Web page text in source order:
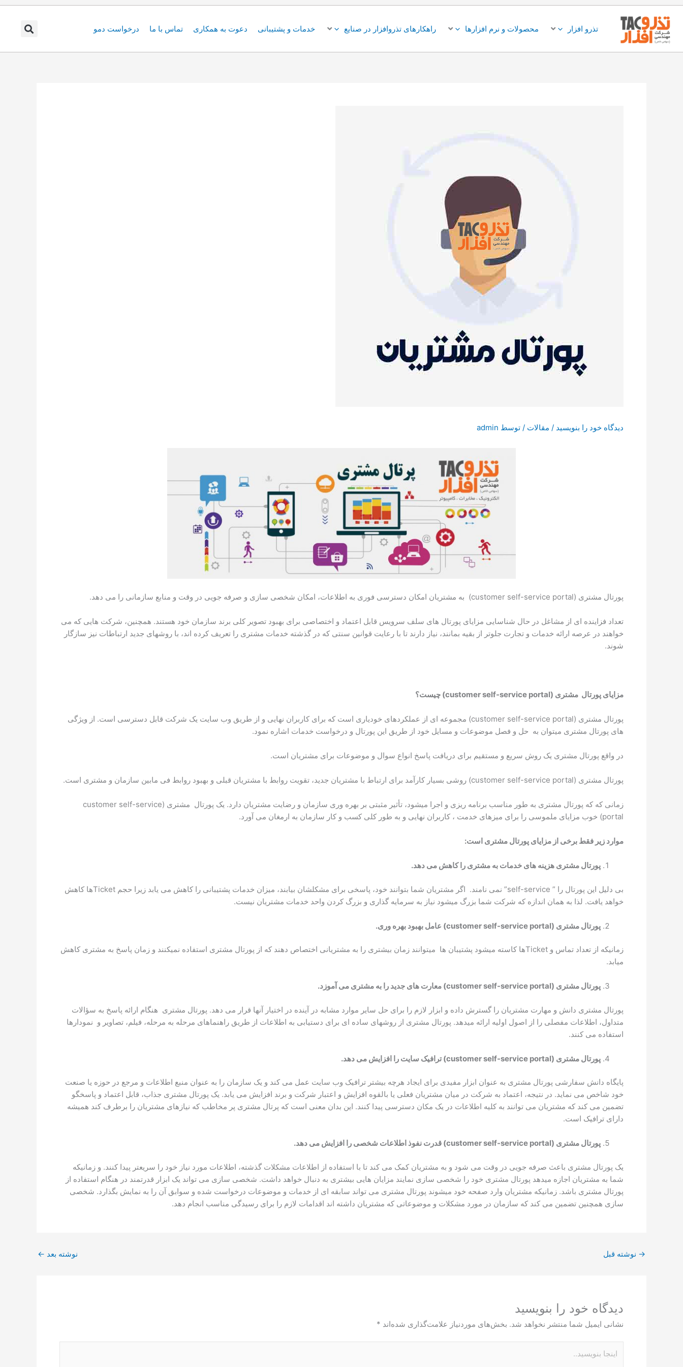
رفتن
محتوا
تذرو افزار محصولات و نرم افزارها راهکارهای تذروافزار در صنایع خدمات و پشتیبانی دعوت به همکاری تماس با ما درخواست دمو
دیدگاه‌ خود را بنویسید / مقالات / توسط admin
پورتال مشتری (customer self-service portal) به مشتریان امکان دسترسی فوری به اطلاعات، امکان شخصی سازی و صرفه جویی در وقت و منابع سازمانی را می دهد.
تعداد فزاینده ای از مشاغل در حال شناسایی مزایای پورتال های سلف سرویس قابل اعتماد و اختصاصی برای بهبود تصویر کلی برند سازمان خود هستند. همچنین، شرکت هایی که می
خواهند در عرصه ارائه خدمات و تجارت جلوتر از بقیه بمانند، نیاز دارند تا با رعایت قوانین سنتی که در گذشته خدمات مشتری را تعریف کرده اند، با روشهای جدید ارتباطات نیز سازگار
شوند.
مزایای پورتال مشتری (customer self-service portal) چیست؟
پورتال مشتری (customer self-service portal) مجموعه ای از عملکردهای خودیاری است که برای کاربران نهایی و از طریق وب سایت یک شرکت قابل دسترسی است. از ویژگی
های پورتال مشتری میتوان به حل و فصل موضوعات و مسایل خود از طریق این پورتال و درخواست خدمات اشاره نمود.
در واقع پورتال مشتری یک روش سریع و مستقیم برای دریافت پاسخ انواع سوال و موضوعات برای مشتریان است.
پورتال مشتری (customer self-service portal) روشی بسیار کارآمد برای ارتباط با مشتریان جدید، تقویت روابط با مشتریان قبلی و بهبود روابط فی مابین سازمان و مشتری است.
زمانی که که پورتال مشتری به طور مناسب برنامه ریزی و اجرا میشود، تأثیر مثبتی بر بهره وری سازمان و رضایت مشتریان دارد. یک پورتال مشتری (customer self-service
portal) خوب مزایای ملموسی را برای میزهای خدمت ، کاربران نهایی و به طور کلی کسب و کار سازمان به ارمغان می آورد.
موارد زیر فقط برخی از مزایای پورتال مشتری است:
پورتال مشتری هزینه های خدمات به مشتری را کاهش می دهد.
بی دلیل این پورتال را ” self-service” نمی نامند. اگر مشتریان شما بتوانند خود، پاسخی برای مشکلشان بیابند، میزان خدمات پشتیبانی را کاهش می یابد زیرا حجم Ticketها کاهش
خواهد یافت. لذا به همان اندازه که شرکت شما بزرگ میشود نیاز به سرمایه گذاری و بزرگ کردن واحد خدمات مشتریان نیست.
پورتال مشتری (customer self-service portal) عامل بهبود بهره وری.
زمانیکه از تعداد تماس و Ticketها کاسته میشود پشتیبان ها میتوانند زمان بیشتری را به مشتریانی اختصاص دهند که از پورتال مشتری استفاده نمیکنند و زمان پاسخ به مشتری کاهش
میابد.
پورتال مشتری (customer self-service portal) معارت های جدید را به مشتری می آموزد.
پورتال مشتری دانش و مهارت مشتریان را گسترش داده و ابزار لازم را برای حل سایر موارد مشابه در آینده در اختیار آنها قرار می دهد. پورتال مشتری هنگام ارائه پاسخ به سؤالات
متداول، اطلاعات مفصلی را از اصول اولیه ارائه میدهد. پورتال مشتری از روشهای ساده ای برای دستیابی به اطلاعات از طریق راهنماهای مرحله به مرحله، فیلم، تصاویر و نمودارها
استفاده می کنند.
پورتال مشتری (customer self-service portal) ترافیک سایت را افزایش می دهد.
پایگاه دانش سفارشی پورتال مشتری به عنوان ابزار مفیدی برای ایجاد هرچه بیشتر ترافیک وب سایت عمل می کند و یک سازمان را به عنوان منبع اطلاعات و مرجع در حوزه یا صنعت
خود شاخص می نماید. در نتیجه، اعتماد به شرکت در میان مشتریان فعلی یا بالقوه افزایش و اعتبار شرکت و برند افزایش می یابد. یک پورتال مشتری جذاب، قابل اعتماد و پاسخگو
تضمین می کند که مشتریان می توانند به کلیه اطلاعات در یک مکان دسترسی پیدا کنند. این بدان معنی است که پرتال مشتری پر مخاطب که نیازهای مشتریان را برطرف کند همیشه
دارای ترافیک است.
پورتال مشتری (customer self-service portal) قدرت نفوذ اطلاعات شخصی را افزایش می دهد.
یک پورتال مشتری باعث صرفه جویی در وقت می شود و به مشتریان کمک می کند تا با استفاده از اطلاعات مشکلات گذشته، اطلاعات مورد نیاز خود را سریعتر پیدا کنند. و زمانیکه
شما به مشتریان اجازه میدهد پورتال مشتری خود را شخصی سازی نمایند مزایان هایی بیشتری به دنبال خواهد داشت. شخصی سازی می تواند یک ابزار قدرتمند در هنگام استفاده از
پورتال مشتری باشد. زمانیکه مشتریان وارد صفحه خود میشوند پورتال مشتری می تواند سابقه ای از خدمات و موضوعات درخواست شده و سوابق آن را به نمایش بگذارد. شخصی
سازی همچنین تضمین می کند که سازمان در مورد مشکلات و موضوعاتی که مشتریان داشته اند اقدامات لازم را برای رسیدگی مناسب انجام دهد.
→ نوشته قبل نوشته بعد ←
دیدگاه‌ خود را بنویسید
نشانی ایمیل شما منتشر نخواهد شد. بخش‌های موردنیاز علامت‌گذاری شده‌اند *
بنویسید..